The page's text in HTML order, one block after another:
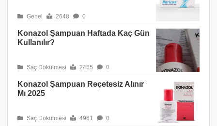
Genel 2648 0
Konazol Şampuan Haftada Kaç Gün
Kullanılır?
Saç Dökülmesi 2465 0
Konazol Şampuan Reçetesiz Alınır
Mı 2025
Saç Dökülmesi 4961 0